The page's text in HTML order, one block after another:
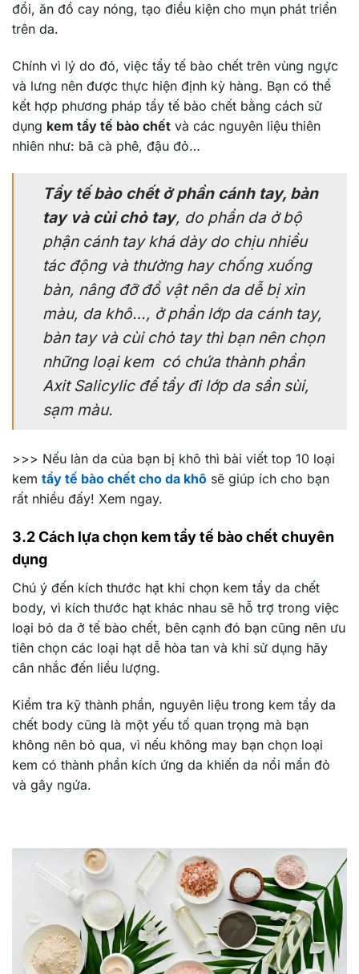
đổi, ăn đồ cay nóng, tạo điều kiện cho mụn phát triển
trên da.
Chính vì lý do đó, việc tẩy tế bào chết trên vùng ngực
và lưng nên được thực hiện định kỳ hàng. Bạn có thể
kết hợp phương pháp tẩy tế bào chết bằng cách sử
dụng kem tẩy tế bào chết và các nguyên liệu thiên
nhiên như: bã cà phê, đậu đỏ…
Tẩy tế bào chết ở phần cánh tay, bàn
tay và cùi chỏ tay, do phần da ở bộ
phận cánh tay khá dày do chịu nhiều
tác động và thường hay chống xuống
bàn, nâng đỡ đồ vật nên da dễ bị xỉn
màu, da khô…, ở phần lớp da cánh tay,
bàn tay và cùi chỏ tay thì bạn nên chọn
những loại kem có chứa thành phần
Axit Salicylic để tẩy đi lớp da sần sùi,
sạm màu.
>>> Nếu làn da của bạn bị khô thì bài viết top 10 loại
kem tẩy tế bào chết cho da khô sẽ giúp ích cho bạn
rất nhiều đấy! Xem ngay.
3.2 Cách lựa chọn kem tẩy tế bào chết chuyên
dụng
Chú ý đến kích thước hạt khi chọn kem tẩy da chết
body, vì kích thước hạt khác nhau sẽ hỗ trợ trong việc
loại bỏ da ở tế bào chết, bên cạnh đó bạn cũng nên ưu
tiên chọn các loại hạt dễ hòa tan và khi sử dụng hãy
cân nhắc đến liều lượng.
Kiểm tra kỹ thành phần, nguyên liệu trong kem tẩy da
chết body cũng là một yếu tố quan trọng mà bạn
không nên bỏ qua, vì nếu không may bạn chọn loại
kem có thành phần kích ứng da khiến da nổi mẩn đỏ
và gây ngứa.